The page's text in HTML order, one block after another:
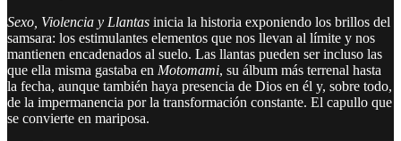
Sexo, Violencia y Llantas inicia la historia exponiendo los brillos del
samsara: los estimulantes elementos que nos llevan al límite y nos
mantienen encadenados al suelo. Las llantas pueden ser incluso las
que ella misma gastaba en Motomami, su álbum más terrenal hasta
la fecha, aunque también haya presencia de Dios en él y, sobre todo,
de la impermanencia por la transformación constante. El capullo que
se convierte en mariposa.